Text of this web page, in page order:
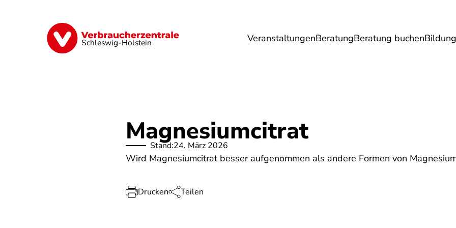
Schleswig-Holstein VeranstaltungenBeratungBeratung buchenBildung
Finanzen Digitales Lebensmittel Umwelt Gesundheit Energie
Magnesiumcitrat
Stand:24. März 2026
Wird Magnesiumcitrat besser aufgenommen als andere Formen von
Drucken Teilen